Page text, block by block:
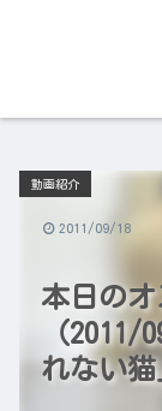
本日の
（
れない
動画紹介
2011/09/18